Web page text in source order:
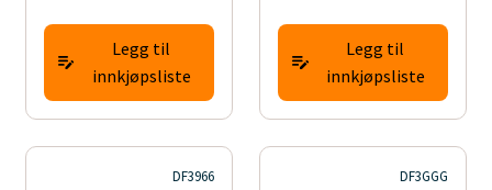
Legg til
innkjøpsliste
Legg til
innkjøpsliste
DF3966 DF3GGG